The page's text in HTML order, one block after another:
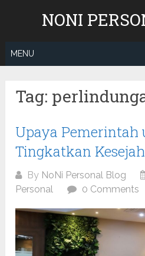
NONI
MENU
Tag:
Upaya Pemerintah
Tingkatkan
By NoNi Personal Blog
Personal
0 Comments